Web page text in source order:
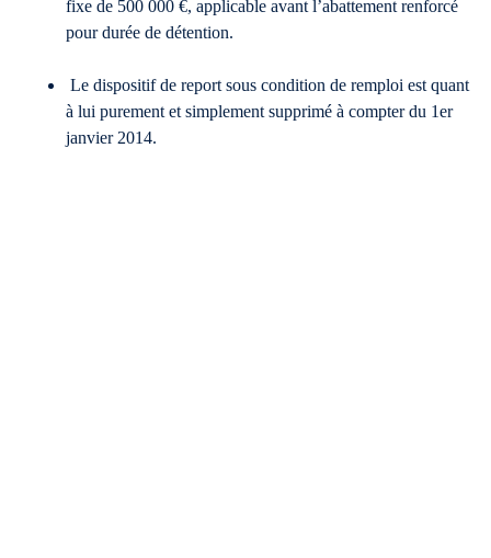
fixe de 500 000 €, applicable avant l’abattement renforcé
pour durée de détention.
Le dispositif de report sous condition de remploi est quant
à lui purement et simplement supprimé à compter du 1er
janvier 2014.